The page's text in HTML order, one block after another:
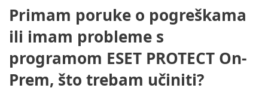
Primam poruke o pogreškama
ili imam probleme s
programom ESET PROTECT On-
Prem, što trebam učiniti?